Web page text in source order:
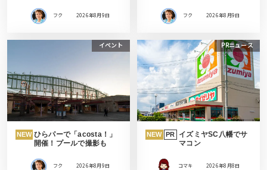
フク 2026年8月9日 フク 2026年8月9日
イベント
NEW ひらパーで「acosta！」
開催！プールで撮影も
フク 2026年8月9日
PRニュース
NEW PR
イズミヤSC八幡でサ
マコン
コマキ 2026年8月8日